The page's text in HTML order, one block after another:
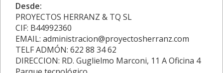
Desde:
PROYECTOS HERRANZ & TQ SL
CIF: B44992360
EMAIL: administracion@proyectosherranz.com
TELF ADMÓN: 622 88 34 62
DIRECCION: RD. Guglielmo Marconi, 11 A Oficina 4